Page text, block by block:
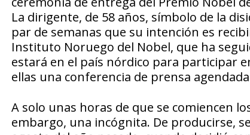
La dirigente, de 58 años, símbolo de la
par de semanas que su intención es
Instituto Noruego del Nobel, que ha
estará en el país nórdico para participar
ellas una conferencia de prensa
A solo unas horas de que se comiencen
embargo, una incógnita. De producirse,